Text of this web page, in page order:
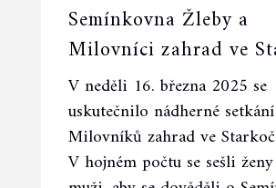
Semínkovna Žleby a
Milovníci zahrad ve
V neděli 16. března 2025 se
uskutečnilo nádherné setkání
Milovníků zahrad ve
V hojném počtu se sešli